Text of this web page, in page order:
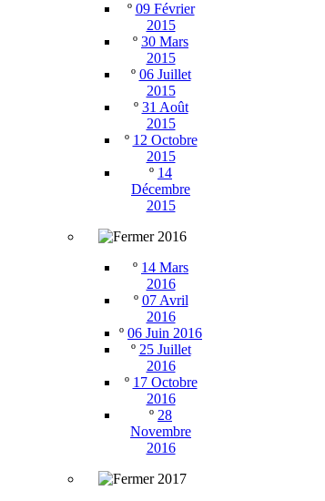
º 09 Février
2015
º 30 Mars
2015
º 06 Juillet
2015
º 31 Août
2015
º 12 Octobre
2015
º 14
Décembre
2015
2016
º 14 Mars
2016
º 07 Avril
2016
º 06 Juin 2016
º 25 Juillet
2016
º 17 Octobre
2016
º 28
Novembre
2016
2017